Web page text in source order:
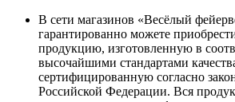
В сети магазинов «Весёлый
гарантированно можете
продукцию, изготовленную в
высочайшими стандартами
сертифицированную согласно
Российской Федерации. Вся